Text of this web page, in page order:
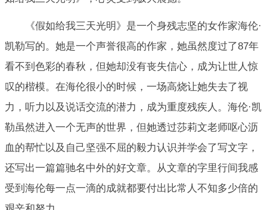
《假如给我三天光明》是一个身残志坚的女作家海伦·
凯勒写的。她是一个声誉很高的作家，她虽然度过了87年
看不到色彩的春秋，但她却没有丧失信心，成为让世人惊
叹的楷模。在海伦很小的时候，一场高烧让她失去了视
力，听力以及说话交流的潜力，成为重度残疾人。海伦·凯
勒虽然进入一个无声的世界，但她透过莎莉文老师呕心沥
血的帮忙以及自己坚强不屈的毅力认识并学会了写文字，
还写出一篇篇驰名中外的好文章。从文章的字里行间我感
受到海伦每一点一滴的成就都要付出比常人不知多少倍的